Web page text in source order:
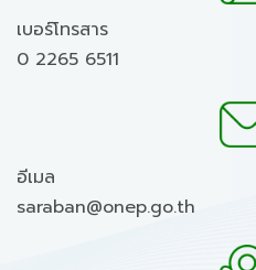
เบอร์โทรสาร
0 2265 6511
อีเมล
saraban@onep.go.th